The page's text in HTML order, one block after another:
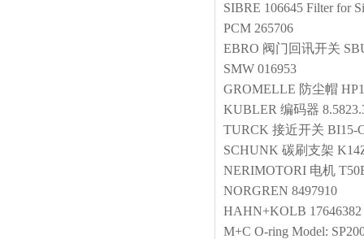
SIBRE 106645 Filter for
PCM 265706
EBRO 阀门回讯开关
SMW 016953
GROMELLE 防尘帽
KUBLER 编码器
TURCK 接近开关 BI15-
SCHUNK 碳刷支架
NERIMOTORI 电机
NORGREN 8497910
HAHN+KOLB 17646382
M+C O-ring Model: